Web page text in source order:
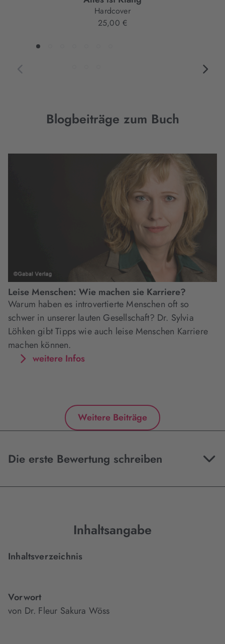
Hardcover
25,00 €
Blogbeiträge zum Buch
Leise Menschen: Wie machen sie Karriere?
Warum haben es introvertierte Menschen oft so
schwer in unserer lauten Gesellschaft? Dr. Sylvia
Löhken gibt Tipps wie auch leise Menschen Karriere
machen können.
weitere Infos
Weitere Beiträge
Die erste Bewertung schreiben
Inhaltsangabe
Inhaltsverzeichnis
Vorwort
von Dr. Fleur Sakura Wöss